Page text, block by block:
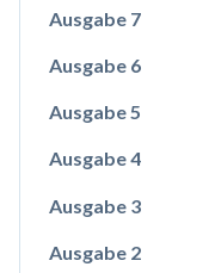
Ausgabe 7
Ausgabe 6
Ausgabe 5
Ausgabe 4
Ausgabe 3
Ausgabe 2